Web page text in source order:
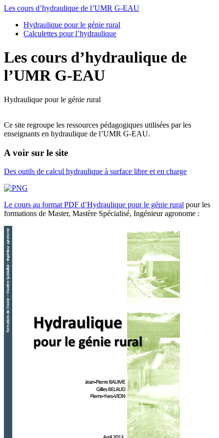
Les cours d’hydraulique de l’UMR G-EAU
Hydraulique pour le génie rural
Calculettes pour l’hydraulique
Les cours d’hydraulique de
l’UMR G-EAU
Hydraulique pour le génie rural
Ce site regroupe les ressources pédagogiques utilisées par les
enseignants en hydraulique de l’UMR G-EAU.
A voir sur le site
Des outils de calcul hydraulique à surface libre et en charge
Le cours au format PDF d’Hydraulique pour le génie rural pour les
formations de Master, Mastère Spécialisé, Ingénieur agronome :